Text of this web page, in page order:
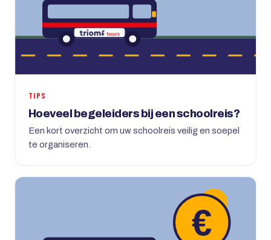
TIPS
Hoeveel begeleiders bij een schoolreis?
Een kort overzicht om uw schoolreis veilig en soepel
te organiseren.